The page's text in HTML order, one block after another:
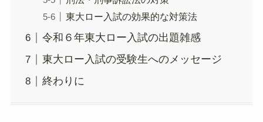
東大ロー入試の効果的な対策法
令和６年東大ロー入試の出題雑感
東大ロー入試の受験生へのメッセージ
終わりに